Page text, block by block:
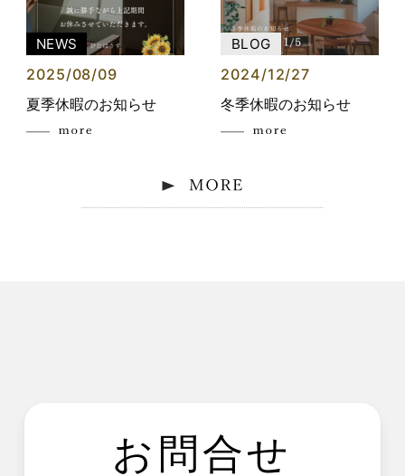
NEWS
2025/08/09
夏季休暇のお知らせ
BLOG
2024/12/27
冬季休暇のお知らせ
お問合せ